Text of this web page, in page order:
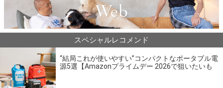
スペシャルレコメンド
“結局これが使いやすい”コンパクトなポータブル電
源5選【Amazonプライムデー 2026で狙いたいも